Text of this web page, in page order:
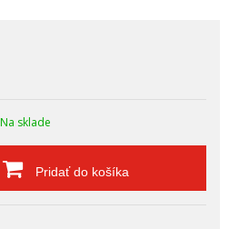
Na sklade
Pridať do košíka